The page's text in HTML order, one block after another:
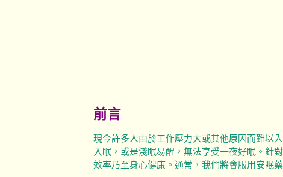
前言
現今許多人由於工作壓力大或其他原因而難以
入眠，或是淺眠易醒，無法享受一夜好眠。針對
效率乃至身心健康。通常，我們將會服用安眠